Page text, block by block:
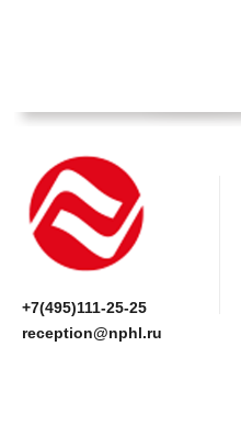
+7(495)111-25-25
reception@nphl.ru